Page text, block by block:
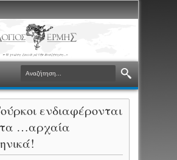
ενδιαφέρονται
…αρχαία